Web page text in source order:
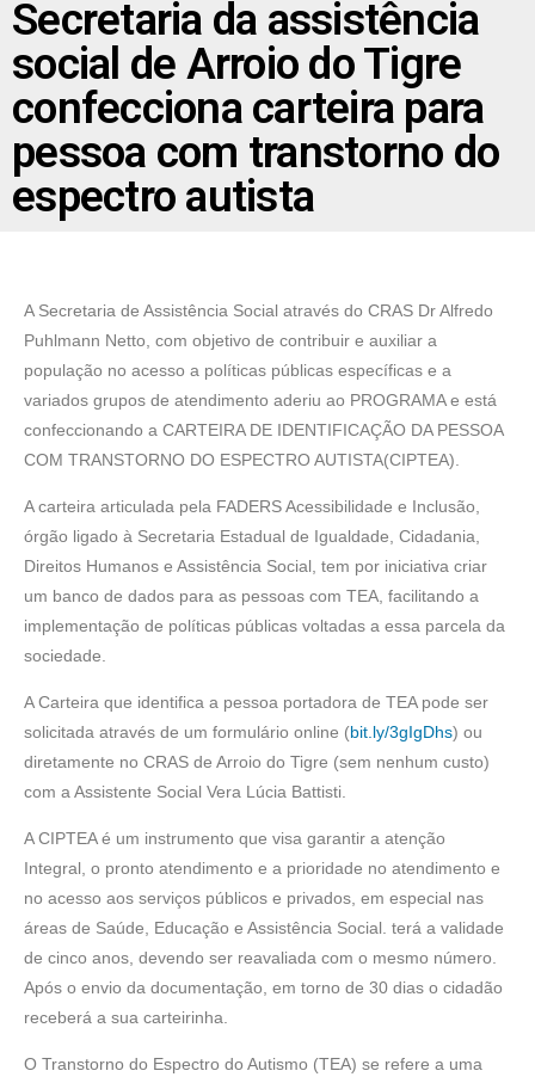
Secretaria da assistência
social de Arroio do Tigre
confecciona carteira para
pessoa com transtorno do
espectro autista
A Secretaria de Assistência Social através do CRAS Dr Alfredo
Puhlmann Netto, com objetivo de contribuir e auxiliar a
população no acesso a políticas públicas específicas e a
variados grupos de atendimento aderiu ao PROGRAMA e está
confeccionando a CARTEIRA DE IDENTIFICAÇÃO DA PESSOA
COM TRANSTORNO DO ESPECTRO AUTISTA(CIPTEA).
A carteira articulada pela FADERS Acessibilidade e Inclusão,
órgão ligado à Secretaria Estadual de Igualdade, Cidadania,
Direitos Humanos e Assistência Social, tem por iniciativa criar
um banco de dados para as pessoas com TEA, facilitando a
implementação de políticas públicas voltadas a essa parcela da
sociedade.
A Carteira que identifica a pessoa portadora de TEA pode ser
solicitada através de um formulário online (bit.ly/3gIgDhs) ou
diretamente no CRAS de Arroio do Tigre (sem nenhum custo)
com a Assistente Social Vera Lúcia Battisti.
A CIPTEA é um instrumento que visa garantir a atenção
Integral, o pronto atendimento e a prioridade no atendimento e
no acesso aos serviços públicos e privados, em especial nas
áreas de Saúde, Educação e Assistência Social. terá a validade
de cinco anos, devendo ser reavaliada com o mesmo número.
Após o envio da documentação, em torno de 30 dias o cidadão
receberá a sua carteirinha.
O Transtorno do Espectro do Autismo (TEA) se refere a uma